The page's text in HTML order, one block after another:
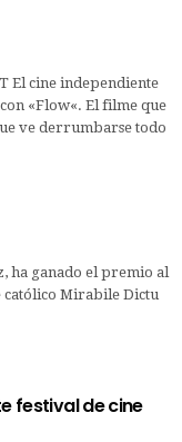
El cine independiente
«Flow«. El filme que
ve derrumbarse todo
ha ganado el premio al
Mirabile Dictu
festival de cine